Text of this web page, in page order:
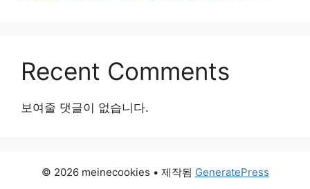
Recent Comments
보여줄 댓글이 없습니다.
© 2026 meinecookies • 제작됨 GeneratePress